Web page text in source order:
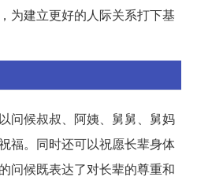
为建立更好的人际关系打下基
问候叔叔、阿姨、舅舅、舅妈
福。同时还可以祝愿长辈身体
问候既表达了对长辈的尊重和